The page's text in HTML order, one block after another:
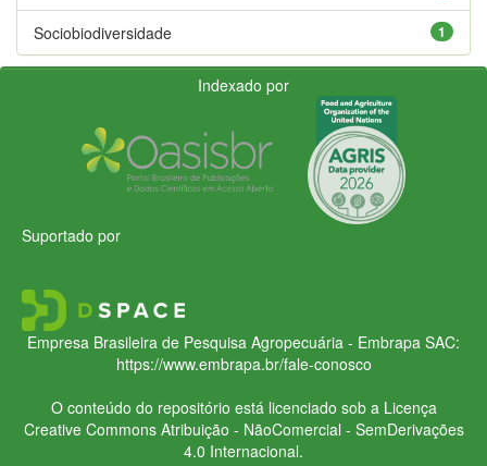
1
Sociobiodiversidade
Indexado por
Suportado por
Empresa Brasileira de Pesquisa Agropecuária - Embrapa SAC:
https://www.embrapa.br/fale-conosco
O conteúdo do repositório está licenciado sob a Licença
Creative CommonsAtribuição - NãoComercial - SemDerivações
4.0 Internacional.